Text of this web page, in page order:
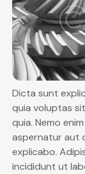
Dicta sunt
quia voluptas
quia. Nemo
aspernatur aut
explicabo.
incididunt ut